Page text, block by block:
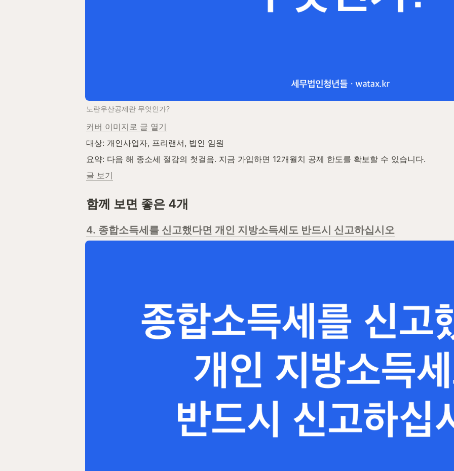
노란우산공제란 무엇인가?
커버 이미지로 글 열기
대상: 개인사업자, 프리랜서, 법인 임원
요약: 다음 해 종소세 절감의 첫걸음. 지금 가입하면 12개월치 공제 한도를 확보할 수 있습니다.
글 보기
함께 보면 좋은 4개
4. 종합소득세를 신고했다면 개인 지방소득세도 반드시 신고하십시오